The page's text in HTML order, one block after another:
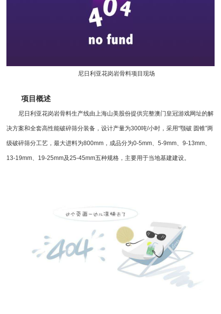
尼日利亚花岗岩骨料项目现场
项目概述
尼日利亚花岗岩骨料生产线由上海山美股份提供完整澳门皇冠游戏网址的解
决方案和全套高性能破碎筛分装备，设计产量为300吨/小时，采用“颚破 圆锥”两
级破碎筛分工艺，最大进料为800mm，成品分为0-5mm、5-9mm、9-13mm、
13-19mm、19-25mm及25-45mm五种规格，主要用于当地基建建设。